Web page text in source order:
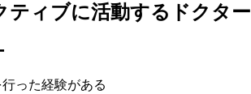
ティブに活動するドクタ
った経験がある